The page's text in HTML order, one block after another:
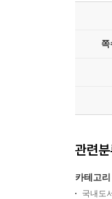
쪽
관련
카테고
국내도